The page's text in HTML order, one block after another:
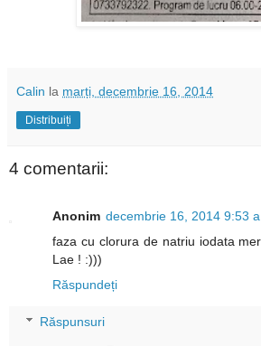
Calin la marți, decembrie 16, 2014
Distribuiți
4 comentarii:
Anonim decembrie 16, 2014 9:53
faza cu clorura de natriu iodata
Lae ! :)))
Răspundeți
Răspunsuri